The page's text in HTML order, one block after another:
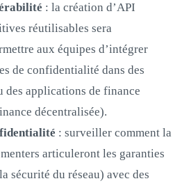
: la création d’API
réutilisables sera
aux équipes d’intégrer
de confidentialité dans des
des applications de finance
décentralisée).
: surveiller comment la
articuleront les garanties
sécurité du réseau) avec des